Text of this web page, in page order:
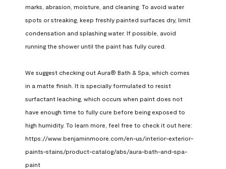
marks, abrasion, moisture, and cleaning. To avoid water
spots or streaking, keep freshly painted surfaces dry, limit
condensation and splashing water. If possible, avoid
running the shower until the paint has fully cured.
We suggest checking out Aura® Bath & Spa, which comes
in a matte finish. It is specially formulated to resist
surfactant leaching, which occurs when paint does not
have enough time to fully cure before being exposed to
high humidity. To learn more, feel free to check it out here:
https://www.benjaminmoore.com/en-us/interior-exterior-
paints-stains/product-catalog/abs/aura-bath-and-spa-
paint